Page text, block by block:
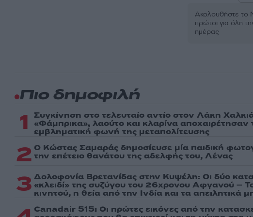
Ακολουθήστε το
πρώτοι για όλη
ημέρας
Πιο δημοφιλή
1 Συγκίνηση στο τελευταίο αντίο στον Λάκη
«Φάμπρικα», λαούτο και κλαρίνα αποχαιρέτησαν
εμβληματική φωνή της μεταπολίτευσης
2 Ο Κώστας Σαμαράς δημοσίευσε μία παιδική
την επέτειο θανάτου της αδελφής του, Λένας
3 Δολοφονία Βρετανίδας στην Κυψέλη: Οι δύο
«κλειδί» της συζύγου του 26χρονου Αφγανού –
κινητού, η θεία από την Ινδία και τα απειλητικά
Canadair 515: Οι πρώτες εικόνες από την